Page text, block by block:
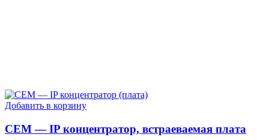
Добавить в корзину
CEM — IP концентратор, встраеваемая плата